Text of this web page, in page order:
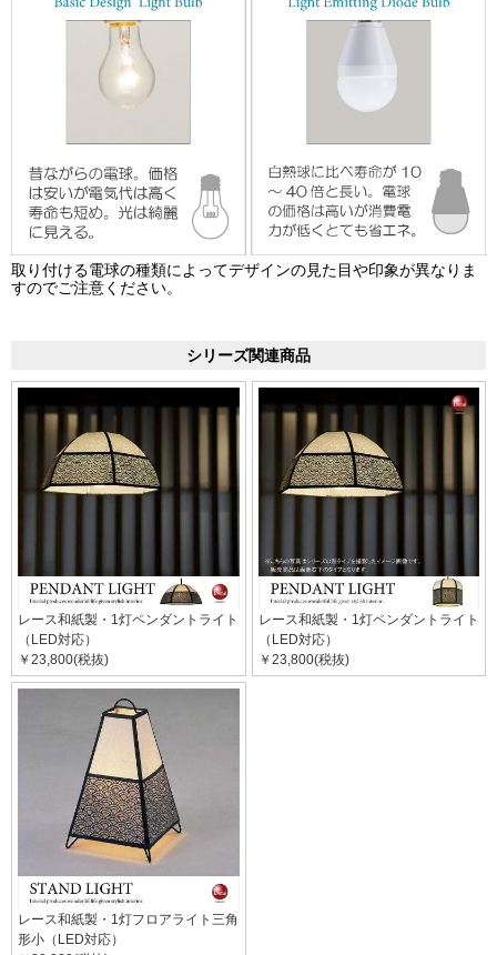
取り付ける電球の種類によってデザインの見た目や印象が異なりま
すのでご注意ください。
シリーズ関連商品
レース和紙製・1灯ペンダントライト
（LED対応）
￥23,800(税抜)
レース和紙製・1灯ペンダントライト
（LED対応）
￥23,800(税抜)
レース和紙製・1灯フロアライト三角
形小（LED対応）